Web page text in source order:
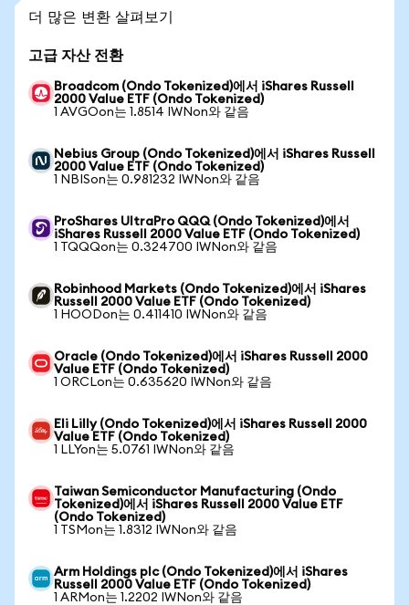
더 많은 변환 살펴보기
고급 자산 전환
Broadcom (Ondo Tokenized)에서 iShares Russell
2000 Value ETF (Ondo Tokenized)
1 AVGOon는 1.8514 IWNon와 같음
Nebius Group (Ondo Tokenized)에서 iShares Russell
2000 Value ETF (Ondo Tokenized)
1 NBISon는 0.981232 IWNon와 같음
ProShares UltraPro QQQ (Ondo Tokenized)에서
iShares Russell 2000 Value ETF (Ondo Tokenized)
1 TQQQon는 0.324700 IWNon와 같음
Robinhood Markets (Ondo Tokenized)에서 iShares
Russell 2000 Value ETF (Ondo Tokenized)
1 HOODon는 0.411410 IWNon와 같음
Oracle (Ondo Tokenized)에서 iShares Russell 2000
Value ETF (Ondo Tokenized)
1 ORCLon는 0.635620 IWNon와 같음
Eli Lilly (Ondo Tokenized)에서 iShares Russell 2000
Value ETF (Ondo Tokenized)
1 LLYon는 5.0761 IWNon와 같음
Taiwan Semiconductor Manufacturing (Ondo
Tokenized)에서 iShares Russell 2000 Value ETF
(Ondo Tokenized)
1 TSMon는 1.8312 IWNon와 같음
Arm Holdings plc (Ondo Tokenized)에서 iShares
Russell 2000 Value ETF (Ondo Tokenized)
1 ARMon는 1.2202 IWNon와 같음